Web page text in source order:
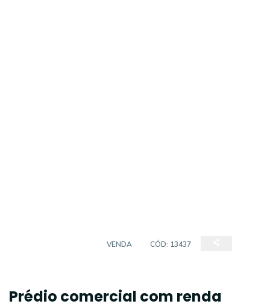
VENDA CÓD: 13437
Prédio comercial com renda